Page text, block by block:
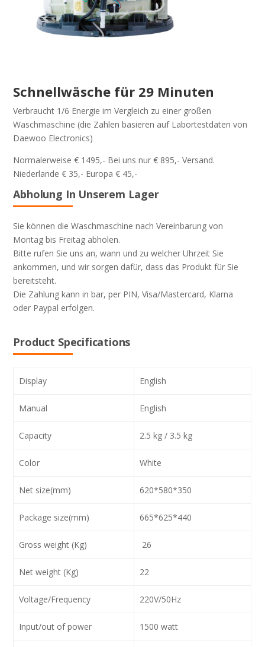
Schnellwäsche für 29 Minuten
Verbraucht 1/6 Energie im Vergleich zu einer großen
Waschmaschine (die Zahlen basieren auf Labortestdaten von
Daewoo Electronics)
Normalerweise € 1495,- Bei uns nur € 895,- Versand.
Niederlande € 35,- Europa € 45,-
Abholung In Unserem Lager
Sie können die Waschmaschine nach Vereinbarung von
Montag bis Freitag abholen.
Bitte rufen Sie uns an, wann und zu welcher Uhrzeit Sie
ankommen, und wir sorgen dafür, dass das Produkt für Sie
bereitsteht.
Die Zahlung kann in bar, per PIN, Visa/Mastercard, Klarna
oder Paypal erfolgen.
Product Specifications
Display English
Manual English
Capacity 2.5 kg / 3.5 kg
Color White
Net size(mm) 620*580*350
Package size(mm) 665*625*440
Gross weight (Kg) 26
Net weight (Kg) 22
Voltage/Frequency 220V/50Hz
Input/out of power 1500 watt